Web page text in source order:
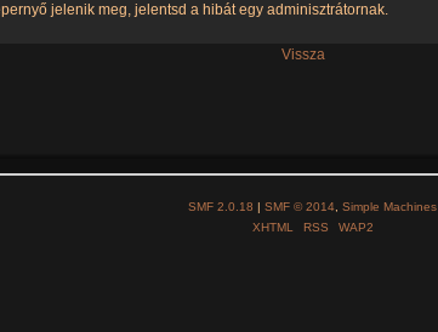
jelenik meg, jelentsd a hibát egy adminisztrátornak.
Vissza
SMF 2.0.18 | SMF © 2014, Simple Machines
XHTML
RSS WAP2